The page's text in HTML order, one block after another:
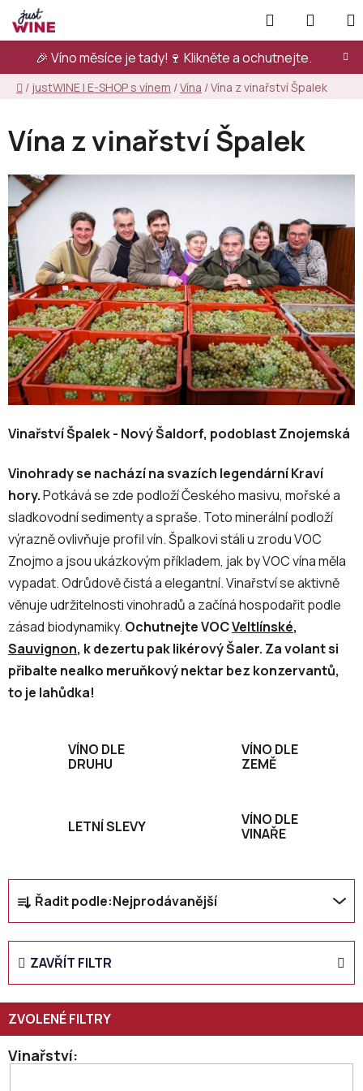
Přejít
na
obsah
🎉 Víno měsíce je tady!🍷 Klikněte a ochutnejte.
Hledat
KOŠÍK
Domů
/ justWINE | E-SHOP s vínem /Vína /Vína z vinařství Špalek
Vína z vinařství Špalek
Vinařství Špalek - Nový Šaldorf, podoblast Znojemská
Vinohrady se nachází na svazích legendární Kraví
hory.Potkává se zde podloží Českého masivu, mořské a
sladkovodní sedimenty a spraše. Toto minerální podloží
výrazně ovlivňuje profil vín. Špalkovi stáli u zrodu VOC
Znojmo a jsou ukázkovým příkladem, jak by VOC vína měla
vypadat. Odrůdově čistá a elegantní. Vinařství se aktivně
věnuje udržitelnosti vinohradů a začíná hospodařit podle
zásad biodynamiky. Ochutnejte VOCVeltlínské,
Sauvignon, k dezertu pak likérový Šaler. Za volant si
přibalte nealko meruňkový nektar bez konzervantů,
to je lahůdka!
VÍNO DLE
DRUHU
VÍNO DLE
ZEMĚ
LETNÍ SLEVY
VÍNO DLE
VINAŘE
Ř
a
z
n
p
r
o
Řadit podle:Nejprodávanější
ZAVŘÍT FILTR
Vinařství